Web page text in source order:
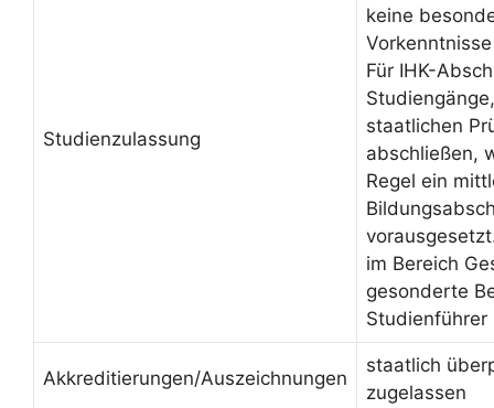
Studienzulassung
keine
Für IHK-
staatlichen
abschließen,
Regel ein
im Bereich
gesonderte
Studienführer
Akkreditierungen/Auszeichnungen
staatlich
zugelassen